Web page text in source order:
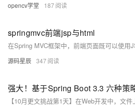
opencv学堂 187
springmvc前端jsp与html
源码星辰 347
强大！基于Spring Boot 3.3 六种策